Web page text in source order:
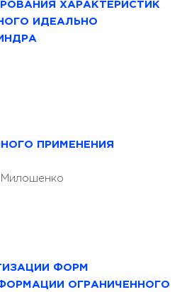
ХАРАКТЕРИСТИК
ИДЕАЛЬНО
ПРИМЕНЕНИЯ
Милошенко
ФОРМ
ОГРАНИЧЕННОГО